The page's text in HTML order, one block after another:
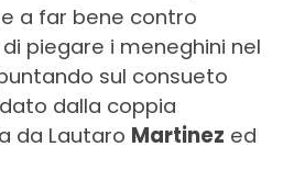
a far bene contro
di piegare i meneghini nel
sul consueto
dalla coppia
da Lautaro Martinez ed